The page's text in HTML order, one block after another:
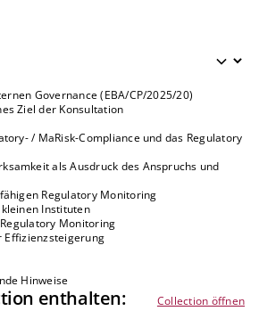
Governance (EBA/CP/2025/20)
Ziel der Konsultation
/ MaRisk-Compliance und das Regulatory
als Ausdruck des Anspruchs und
Regulatory Monitoring
Instituten
Monitoring
Effizienzsteigerung
Hinweise
enthalten:
Collection öffnen